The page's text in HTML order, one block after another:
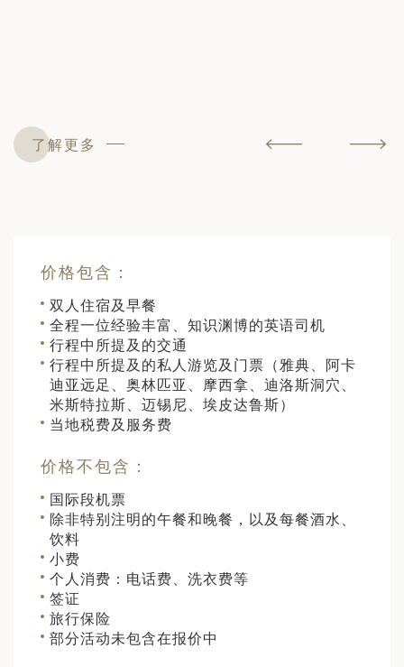
了解更多
价格包含：
双人住宿及早餐
全程一位经验丰富、知识渊博的英语司机
行程中所提及的交通
行程中所提及的私人游览及门票（雅典、阿卡
迪亚远足、奥林匹亚、摩西拿、迪洛斯洞穴、
米斯特拉斯、迈锡尼、埃皮达鲁斯）
当地税费及服务费
价格不包含：
国际段机票
除非特别注明的午餐和晚餐，以及每餐酒水、
饮料
小费
个人消费：电话费、洗衣费等
签证
旅行保险
部分活动未包含在报价中